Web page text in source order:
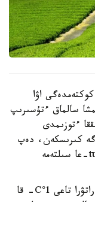
اۋا
سالماق ءتۇسىرىپ
ءتوزىمدى
كىرىسكەن، دەپ
حابارلايدى turkystan.kz newscientist.com-عا سىلتەمە
الايدا الەۋمەتتىك جەلىلەردە تاراعان «تەمپەراتۋرا تاعى 1°C- قا